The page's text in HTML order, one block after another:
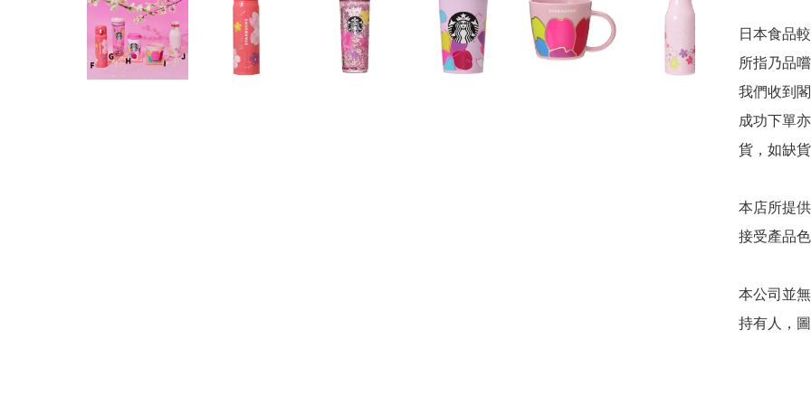
日本食品
所指乃品
我們收到
成功下單
貨，如缺
本店所提
接受產品
本公司並
持有人，